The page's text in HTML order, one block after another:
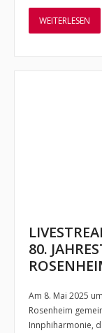
WEITERLESEN
80.
Am 8. Mai 2025
Rosenheim
Innphiharmonie,